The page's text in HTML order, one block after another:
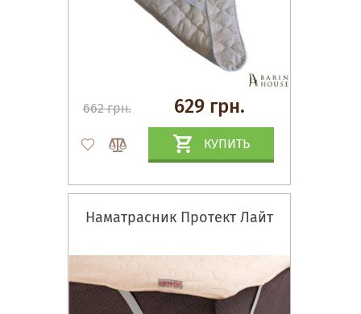
662 грн. 629 грн.
КУПИТЬ
Наматрасник Протект Лайт